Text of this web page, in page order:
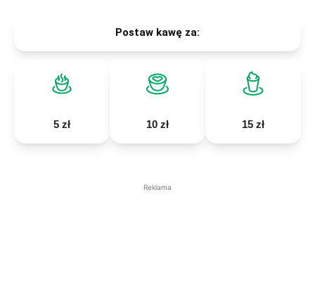
Postaw kawę za:
5 zł 10 zł 15 zł
Reklama